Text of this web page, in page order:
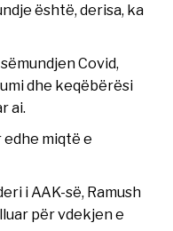
është, derisa, ka
Covid,
dhe keqëbërësi
ai.
miqtë e
i AAK-së, Ramush
për vdekjen e